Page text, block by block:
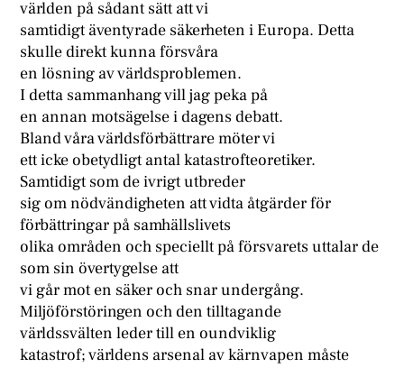
världen på sådant sätt att vi
samtidigt äventyrade säkerheten i Europa. Detta
skulle direkt kunna försvåra
en lösning av världsproblemen.
I detta sammanhang vill jag peka på
en annan motsägelse i dagens debatt.
Bland våra världsförbättrare möter vi
ett icke obetydligt antal katastrofteoretiker.
Samtidigt som de ivrigt utbreder
sig om nödvändigheten att vidta åtgärder för
förbättringar på samhällslivets
olika områden och speciellt på försvarets uttalar de
som sin övertygelse att
vi går mot en säker och snar undergång.
Miljöförstöringen och den tilltagande
världssvälten leder till en oundviklig
katastrof; världens arsenal av kärnvapen måste